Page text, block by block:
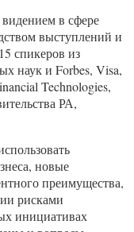
в сфере
выступлений и
спикеров из
наук и Forbes, Visa,
Technologies,
РА,
новые
преимущества,
рисками
инициативах